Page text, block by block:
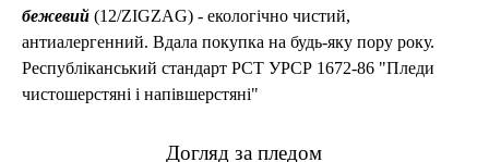
бежевий (12/ZIGZAG) - екологічно чистий,
антиалергенний. Вдала покупка на будь-яку пору року.
Республіканський стандарт РСТ УРСР 1672-86 "Пледи
чистошерстяні і напівшерстяні"
Догляд за пледом